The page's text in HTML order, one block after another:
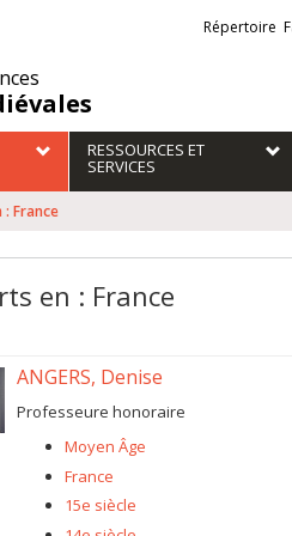
Liens
externes
Répertoire
RESSOURCES ET
SERVICES
: France
en : France
ANGERS, Denise
Professeure honoraire
Moyen Âge
France
15e siècle